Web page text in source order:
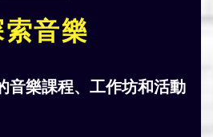
音樂
音樂課程、工作坊和活動